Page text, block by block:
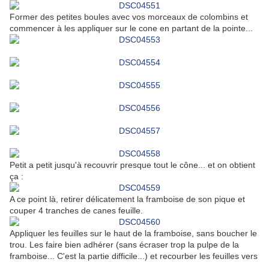
Former des petites boules avec vos morceaux de colombins et
commencer à les appliquer sur le cone en partant de la pointe...
Petit a petit jusqu'à recouvrir presque tout le cône... et on obtient
ça :
A ce point là, retirer délicatement la framboise de son pique et
couper 4 tranches de canes feuille.
Appliquer les feuilles sur le haut de la framboise, sans boucher le
trou. Les faire bien adhérer (sans écraser trop la pulpe de la
framboise... C'est la partie difficile...) et recourber les feuilles vers